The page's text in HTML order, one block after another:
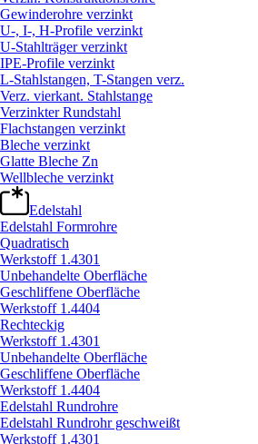
Gewinderohre verzinkt
U-, I-, H-Profile verzinkt
U-Stahlträger verzinkt
IPE-Profile verzinkt
L-Stahlstangen, T-Stangen verz.
Verz. vierkant. Stahlstange
Verzinkter Rundstahl
Flachstangen verzinkt
Bleche verzinkt
Glatte Bleche Zn
Wellbleche verzinkt
Edelstahl
Edelstahl Formrohre
Quadratisch
Werkstoff 1.4301
Unbehandelte Oberfläche
Geschliffene Oberfläche
Werkstoff 1.4404
Rechteckig
Werkstoff 1.4301
Unbehandelte Oberfläche
Geschliffene Oberfläche
Werkstoff 1.4404
Edelstahl Rundrohre
Edelstahl Rundrohr geschweißt
Werkstoff 1.4301